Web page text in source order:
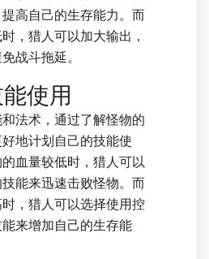
高自己的生存能力。而
，猎人可以加大输出，
战斗拖延。
使用
法术，通过了解怪物的
地计划自己的技能使
血量较低时，猎人可以
能来迅速击败怪物。而
，猎人可以选择使用控
来增加自己的生存能